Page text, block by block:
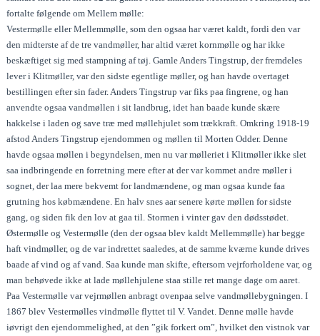
fortalte følgende om Mellem mølle:
Vestermølle eller Mellemmølle, som den ogsaa har været kaldt, fordi den var
den midterste af de tre vandmøller, har altid været kornmølle og har ikke
beskæftiget sig med stampning af tøj. Gamle Anders Tingstrup, der fremdeles
lever i Klitmøller, var den sidste egentlige møller, og han havde overtaget
bestillingen efter sin fader. Anders Tingstrup var fiks paa fingrene, og han
anvendte ogsaa vandmøllen i sit landbrug, idet han baade kunde skære
hakkelse i laden og save træ med møllehjulet som trækkraft. Omkring 1918-19
afstod Anders Tingstrup ejendommen og møllen til Morten Odder. Denne
havde ogsaa møllen i begyndelsen, men nu var mølleriet i Klitmøller ikke slet
saa indbringende en forretning mere efter at der var kommet andre møller i
sognet, der laa mere bekvemt for landmændene, og man ogsaa kunde faa
grutning hos købmændene. En halv snes aar senere kørte møllen for sidste
gang, og siden fik den lov at gaa til. Stormen i vinter gav den dødsstødet.
Østermølle og Vestermølle (den der ogsaa blev kaldt Mellemmølle) har begge
haft vindmøller, og de var indrettet saaledes, at de samme kværne kunde drives
baade af vind og af vand. Saa kunde man skifte, eftersom vejrforholdene var, og
man behøvede ikke at lade møllehjulene staa stille ret mange dage om aaret.
Paa Vestermølle var vejrmøllen anbragt ovenpaa selve vandmøllebygningen. I
1867 blev Vestermølles vindmølle flyttet til V. Vandet. Denne mølle havde
iøvrigt den ejendommelighed, at den ”gik forkert om”, hvilket den vistnok var